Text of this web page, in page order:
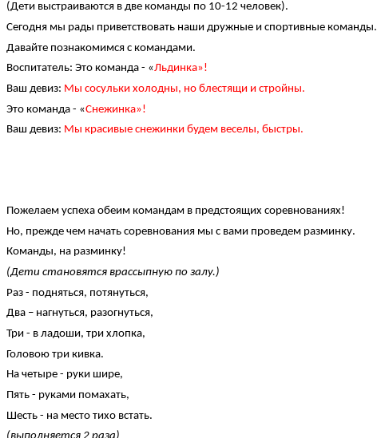
(Дети выстраиваются в две команды по 10-12 человек).
Сегодня мы рады приветствовать наши дружные и спортивные команды.
Давайте познакомимся с командами.
Воспитатель: Это команда - «Льдинка»!
Ваш девиз: Мы сосульки холодны, но блестящи и стройны.
Это команда - «Снежинка»!
Ваш девиз: Мы красивые снежинки будем веселы, быстры.
Пожелаем успеха обеим командам в предстоящих соревнованиях!
Но, прежде чем начать соревнования мы с вами проведем разминку.
Команды, на разминку!
(Дети становятся врассыпную по залу.)
Раз - подняться, потянуться,
Два – нагнуться, разогнуться,
Три - в ладоши, три хлопка,
Головою три кивка.
На четыре - руки шире,
Пять - руками помахать,
Шесть - на место тихо встать.